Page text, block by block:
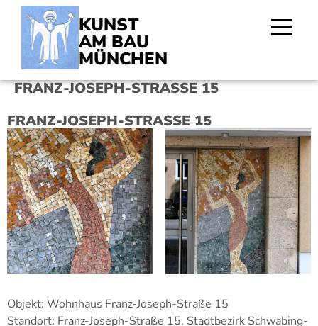
KUNST
AM BAU
MÜNCHEN
FRANZ-JOSEPH-STRASSE 15
FRANZ-JOSEPH-STRASSE 15
Objekt: Wohnhaus Franz-Joseph-Straße 15
Standort: Franz-Joseph-Straße 15, Stadtbezirk Schwabing-